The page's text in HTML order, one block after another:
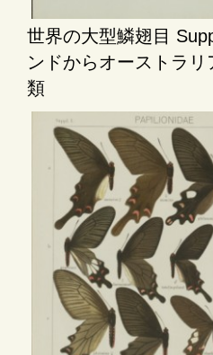
世界の大型鱗翅目
ンドからオーストラ
類